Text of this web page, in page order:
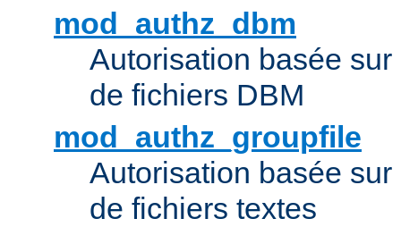
mod_authz_dbm
Autorisation basée
de fichiers DBM
mod_authz_groupfile
Autorisation basée
de fichiers textes